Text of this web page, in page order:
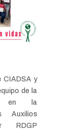
CIADSA y
de la
en la
Auxilios
RDGP